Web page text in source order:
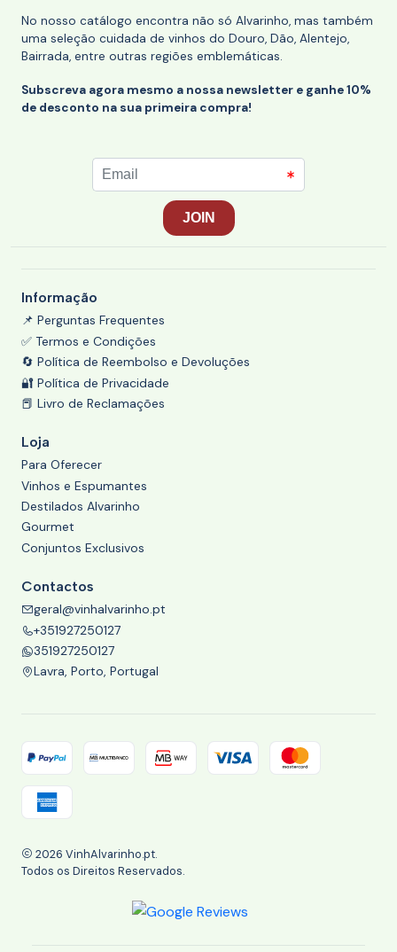
No nosso catálogo encontra não só Alvarinho, mas também
uma seleção cuidada de vinhos do Douro, Dão, Alentejo,
Bairrada, entre outras regiões emblemáticas.
Subscreva agora mesmo a nossa newsletter e ganhe 10%
de desconto na sua primeira compra!
Informação
📌 Perguntas Frequentes
✅ Termos e Condições
🔄 Política de Reembolso e Devoluções
🔐 Política de Privacidade
📕 Livro de Reclamações
Loja
Para Oferecer
Vinhos e Espumantes
Destilados Alvarinho
Gourmet
Conjuntos Exclusivos
Contactos
geral@vinhalvarinho.pt
+351927250127
351927250127
Lavra, Porto, Portugal
2026 VinhAlvarinho.pt.
Todos os Direitos Reservados.